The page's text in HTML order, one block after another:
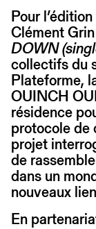
Pour
Clément
DOWN
collectifs du
Plateforme,
OUINCH
résidence
protocole de
projet
de
dans un
nouveaux
En